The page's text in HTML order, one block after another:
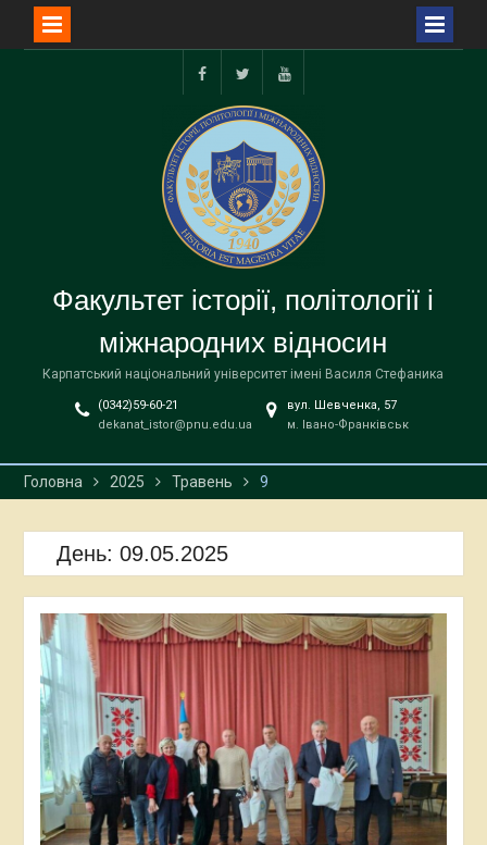
facebooktwitter youtube
Факультет історії, політології і
міжнародних відносин
Карпатський національний університет імені Василя Стефаника
(0342)59-60-21
dekanat_istor@pnu.edu.ua
вул. Шевченка, 57
м. Івано-Франківськ
Головна 2025 Травень 9
День: 09.05.2025